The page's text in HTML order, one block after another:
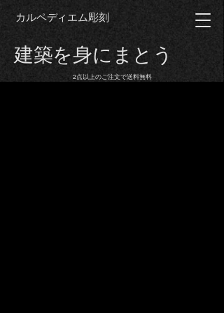
カルペディエム彫刻
建築を身にまとう
2点以上のご注文で送料無料